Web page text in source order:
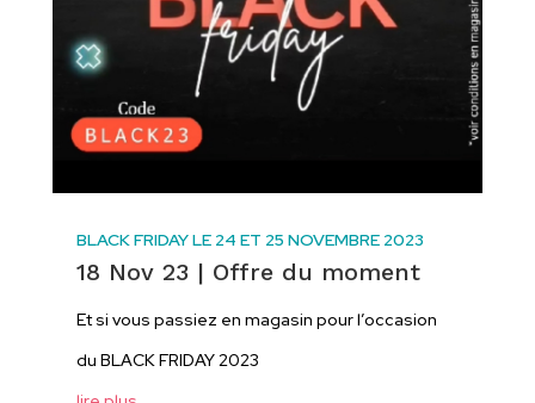
BLACK FRIDAY LE 24 ET 25 NOVEMBRE 2023
18 Nov 23 | Offre du moment
Et si vous passiez en magasin pour l’occasion
du BLACK FRIDAY 2023